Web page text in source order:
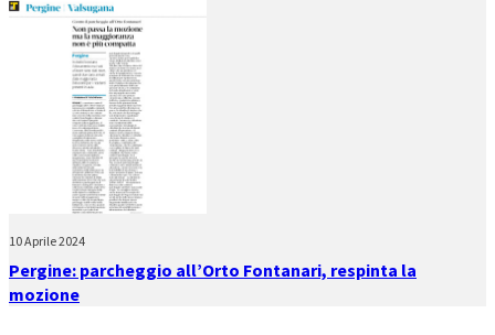
10 Aprile 2024
Pergine: parcheggio all’Orto Fontanari, respinta la
mozione